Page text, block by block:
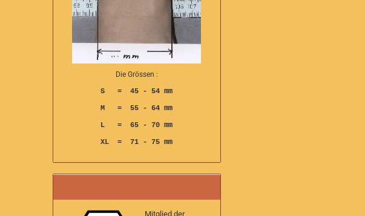
Die Grössen :
S = 45 - 54 mm
M = 55 - 64 mm
L = 65 - 70 mm
XL = 71 - 75 mm
Mitglied der